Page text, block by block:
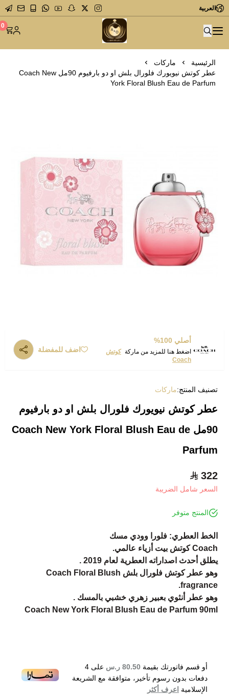
العربية
متجر عاشق العطور 0
الرئيسية
ماركات
عطر كوتش نيويورك فلورال بلش او دو بارفيوم 90مل Coach New
York Floral Blush Eau de Parfum
أصلي 100%
اضغط هنا للمزيد من ماركة كوتش
Coach
اضف للمفضلة
تصنيف المنتج:ماركات
عطر كوتش نيويورك فلورال بلش او دو بارفيوم
90مل Coach New York Floral Blush Eau de
Parfum
322
السعر شامل الضريبة
المنتج متوفر
الخط العطري: فلورا وودي مسك
Coach كوتش بيت أزياء عالمي.
يطلق أحدث اصداراته العطرية لعام 2019 .
وهو عطر كوتش فلورال بلش Coach Floral Blush
fragrance.
وهو عطر أنثوي بعبير زهري خشبي بالمسك .
Coach New York Floral Blush Eau de Parfum 90ml
أو قسم فاتورتك بقيمة 80.50 ر.س على 4
دفعات بدون رسوم تأخير، متوافقة مع الشريعة
الإسلامية اعرف أكثر